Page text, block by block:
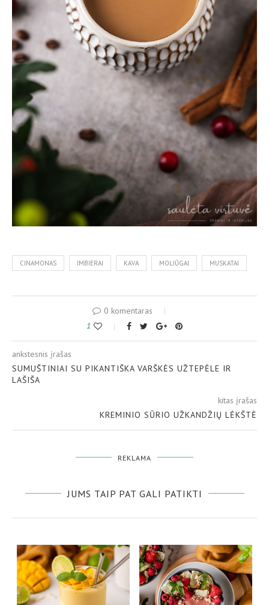
CINAMONAS IMBIERAI KAVA MOLIŪGAI MUSKATAI
0 komentaras
1
ankstesnis įrašas
SUMUŠTINIAI SU PIKANTIŠKA VARŠKĖS UŽTEPĖLE IR
LAŠIŠA
kitas įrašas
KREMINIO SŪRIO UŽKANDŽIŲ LĖKŠTĖ
REKLAMA
JUMS TAIP PAT GALI PATIKTI